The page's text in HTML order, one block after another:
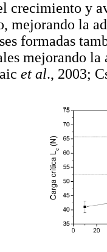
crecimiento y
mejorando la
formadas
mejorando
et al., 2003;